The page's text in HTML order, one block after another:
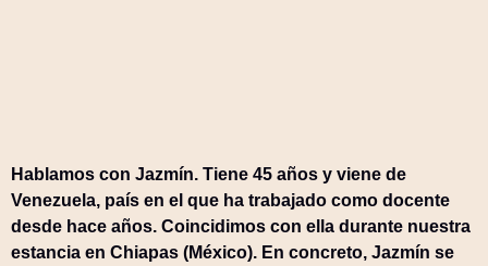
Hablamos con Jazmín. Tiene 45 años y viene de
Venezuela, país en el que ha trabajado como docente
desde hace años. Coincidimos con ella durante nuestra
estancia en Chiapas (México). En concreto, Jazmín se